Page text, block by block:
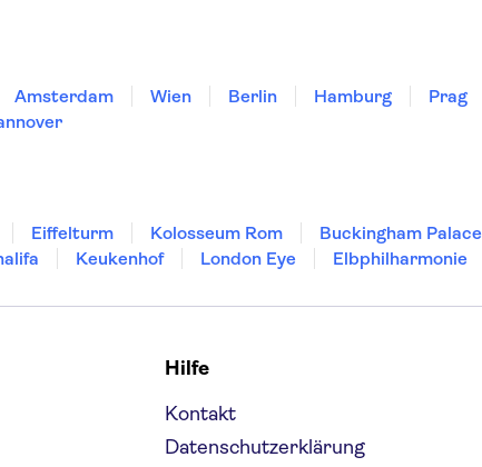
Amsterdam Wien Berlin Hamburg Prag
Eiffelturm Kolosseum Rom Buckingham Palace
Keukenhof London Eye Elbphilharmonie
Hilfe
Kontakt
Datenschutzerklärung